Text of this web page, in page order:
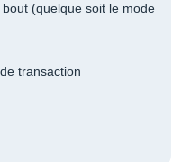
(quelque soit le mode
transaction